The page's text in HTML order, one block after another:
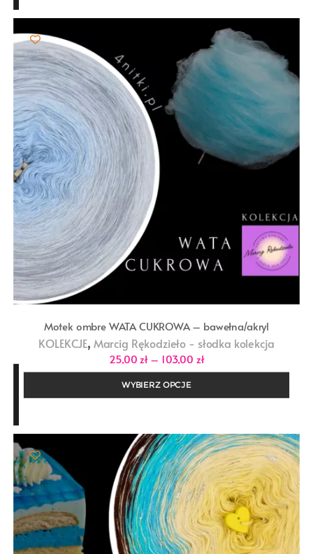
Motek ombre WATA CUKROWA – bawełna/akryl
KOLEKCJE, Marcig Rękodzieło - słodka kolekcja
25,00 zł – 103,00 złZakres
cen:
do
WYBIERZ OPCJE